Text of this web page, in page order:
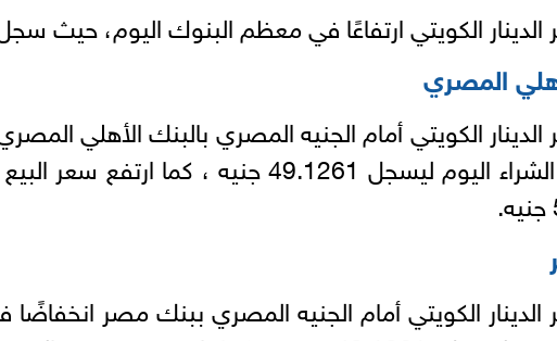
الكويتي ارتفاعًا في معظم البنوك اليوم، حيث
المصري
الكويتي أمام الجنيه المصري بالبنك الأهلي المصري
في سعر الشراء اليوم ليسجل 49.1261 جنيه ، كما ارتفع
الكويتي أمام الجنيه المصري ببنك مصر